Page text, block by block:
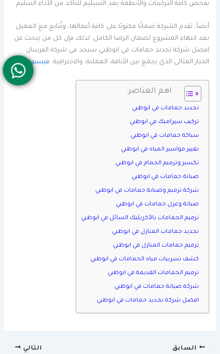
بفحص كافة التركيبات والأنظمة بعد التسليم للتأكد من الأداء السليم.
أيضاً، تقدم الشركة ضمانًا مكتوبًا على كافة أعمالها، وتُتابع مع العميل
بعد انتهاء المشروع لضمان الرضا الكامل. لذلك فإن كل من يبحث عن
افضل شركة تجديد حمامات في ابوظبي سيجد في شركة الفرسان
الخيار المثالي الذي يجمع بين الأناقة، العملية، والاحترافية. فيسبوك
اهم العناصر
تجديد حمامات في ابوظبي
تركيب سيراميك في ابوظبي
سباكة حمامات في ابوظبي
تغيير مواسير المياه في ابوظبي
تكسير وترميم الحمام في ابوظبي
صيانة حمامات في ابوظبي
شركة ترميم وصيانة حمامات في ابوظبي
صيانة وعزل حمامات في ابوظبي
ترميم الحمامات بالأكريليك السائل في ابوظبي
تجديد حمامات المنازل في ابوظبي
ترميم حمامات المنازل في ابوظبي
كشف تسريبات مياه الحمامات في ابوظبي
ترميم الحمامات القديمة في ابوظبي
شركة صيانة حمامات في ابوظبي
افضل شركة تجديد حمامات في ابوظبي
السابق التالي